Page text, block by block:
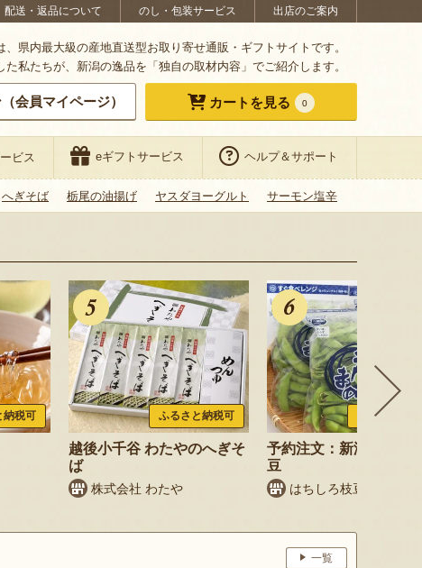
配送・返品について のし・包装サービス 出店のご案内
、県内最大級の産地直送型お取り寄せ通販・ギフトサイトです。
た私たちが、新潟の逸品を「独自の取材内容」でご紹介します。
会員マイページ） カートを見る 0
ビス eギフトサービス ヘルプ＆サポート
へぎそば 栃尾の油揚げ ヤスダヨーグルト サーモン塩辛
納税可 ふるさと納税可
越後小千谷 わたやのへぎそ
ば
株式会社 わたや
ふるさと納
予約注文：新潟産 枝豆
豆
はちしろ枝豆農園
一覧